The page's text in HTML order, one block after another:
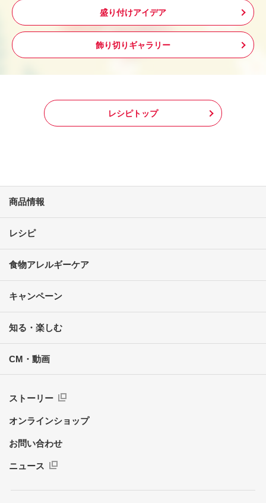
盛り付けアイデア
飾り切りギャラリー
レシピトップ
商品情報
レシピ
食物アレルギーケア
キャンペーン
知る・楽しむ
CM・動画
ストーリー
オンラインショップ
お問い合わせ
ニュース